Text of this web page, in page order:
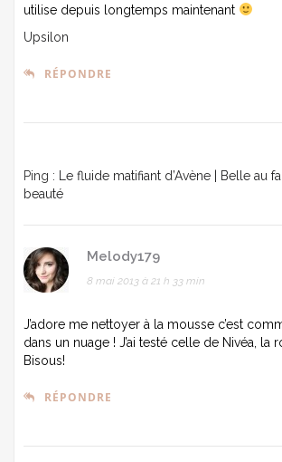
utilise depuis longtemps maintenant
Upsilon
RÉPONDRE
Ping :
Le fluide matifiant d’Avène | Belle au
beauté
Melody179
8 mai 2013 à 21 h 33 min
J’adore me nettoyer à la mousse c’est
dans un nuage ! J’ai testé celle de Nivéa, la
Bisous!
RÉPONDRE